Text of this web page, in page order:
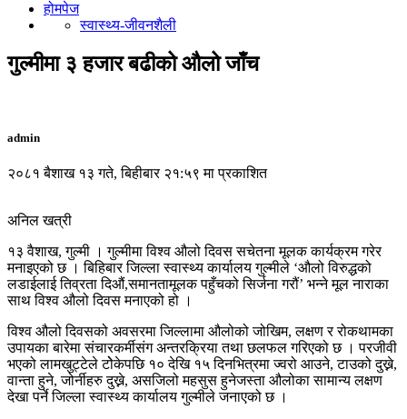
होमपेज
स्वास्थ्य-जीवनशैली
गुल्मीमा ३ हजार बढीको औलो जाँच
admin
२०८१ बैशाख १३ गते, बिहीबार २१:५९ मा प्रकाशित
अनिल खत्री
१३ वैशाख, गुल्मी । गुल्मीमा विश्व औलो दिवस सचेतना मूलक कार्यक्रम गरेर
मनाइएको छ । बिहिबार जिल्ला स्वास्थ्य कार्यालय गुल्मीले ‘औलो विरुद्धको
लडाईलाई तिव्रता दिऔं,समानतामूलक पहुँचको सिर्जना गरौं’ भन्ने मूल नाराका
साथ विश्व औलो दिवस मनाएको हो ।
विश्व औलो दिवसको अवसरमा जिल्लामा औलोको जोखिम, लक्षण र रोकथामका
उपायका बारेमा संचारकर्मीसंग अन्तरक्रिया तथा छलफल गरिएको छ । परजीवी
भएको लामखुट्टेले टोेकेपछि १० देखि १५ दिनभित्रमा ज्वरो आउने, टाउको दुख्ने,
वान्ता हुने, जोर्नीहरु दुख्ने, असजिलो महसुस हुनेजस्ता औलोका सामान्य लक्षण
देखा पर्ने जिल्ला स्वास्थ्य कार्यालय गुल्मीले जनाएको छ ।